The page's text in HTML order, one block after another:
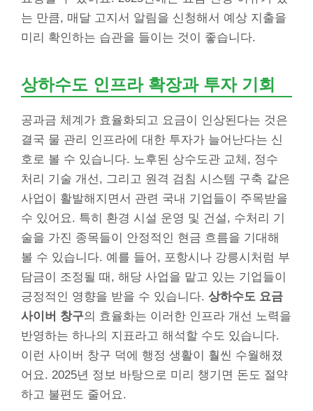
는 만큼, 매달 고지서 알림을 신청해서 예상 지출을
미리 확인하는 습관을 들이는 것이 좋습니다.
상하수도 인프라 확장과 투자 기회
공과금 체계가 효율화되고 요금이 인상된다는 것은
결국 물 관리 인프라에 대한 투자가 늘어난다는 신
호로 볼 수 있습니다. 노후된 상수도관 교체, 정수
처리 기술 개선, 그리고 원격 검침 시스템 구축 같은
사업이 활발해지면서 관련 국내 기업들이 주목받을
수 있어요. 특히 환경 시설 운영 및 건설, 수처리 기
술을 가진 종목들이 안정적인 현금 흐름을 기대해
볼 수 있습니다. 예를 들어, 포항시나 강릉시처럼 부
담금이 조정될 때, 해당 사업을 맡고 있는 기업들이
긍정적인 영향을 받을 수 있습니다. 상하수도 요금
사이버 창구의 효율화는 이러한 인프라 개선 노력을
반영하는 하나의 지표라고 해석할 수도 있습니다.
이런 사이버 창구 덕에 행정 생활이 훨씬 수월해졌
어요. 2025년 정보 바탕으로 미리 챙기면 돈도 절약
하고 불편도 줄어요.